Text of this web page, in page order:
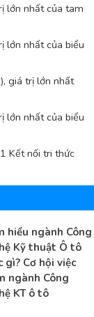
lớn nhất của tam
lớn nhất của biểu
giá trị lớn nhất
lớn nhất của biểu
Kết nối tri thức
hiểu ngành Công
Kỹ thuật Ô tô
gì? Cơ hội việc
ngành Công
KT ô tô